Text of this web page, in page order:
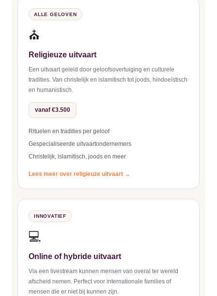
ALLE GELOVEN
⛪
Religieuze uitvaart
Een uitvaart geleid door geloofsovertuiging en culturele
tradities. Van christelijk en islamitisch tot joods, hindoeïstisch
en humanistisch.
vanaf €3.500
Rituelen en tradities per geloof
Gespecialiseerde uitvaartondernemers
Christelijk, islamitisch, joods en meer
Lees meer over religieuze uitvaart →
INNOVATIEF
💻
Online of hybride uitvaart
Via een livestream kunnen mensen van overal ter wereld
afscheid nemen. Perfect voor internationale families of
mensen die er niet bij kunnen zijn.